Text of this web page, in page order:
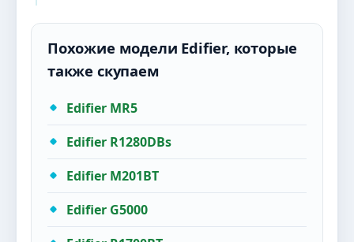
Похожие модели Edifier, которые
также скупаем
Edifier MR5
Edifier R1280DBs
Edifier M201BT
Edifier G5000